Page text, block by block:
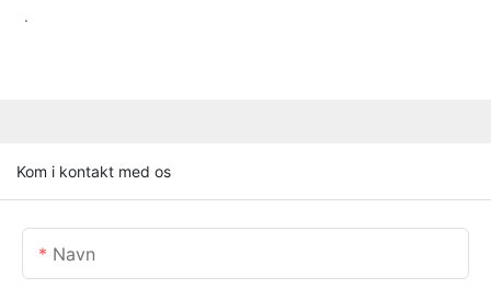
.
Kom i kontakt med os
Navn